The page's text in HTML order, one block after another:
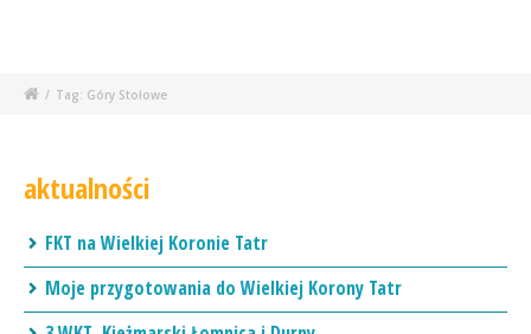
/ Tag: Góry Stołowe
aktualności
FKT na Wielkiej Koronie Tatr
Moje przygotowania do Wielkiej Korony Tatr